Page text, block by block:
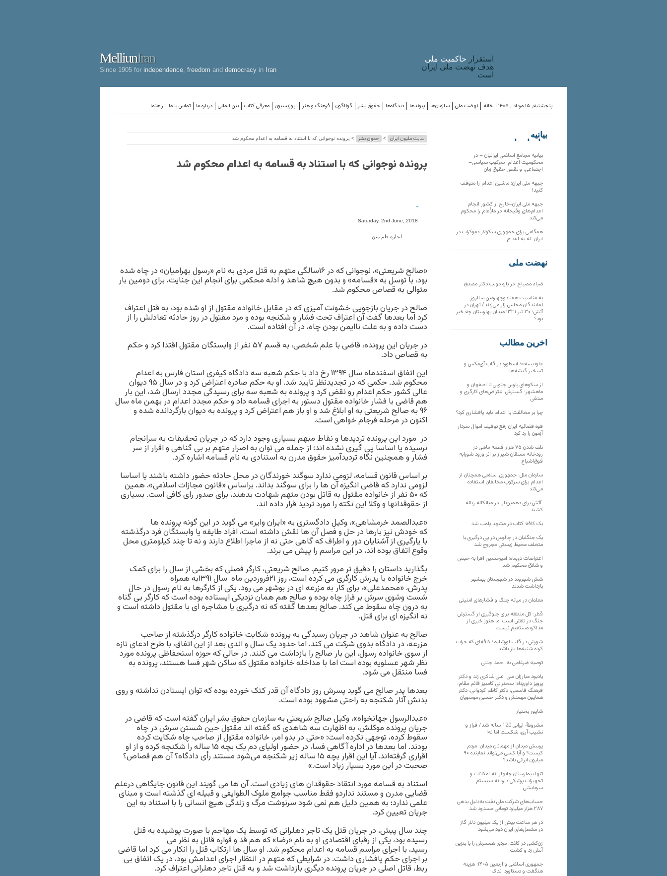
MelliunIran
Since 1905 for independence freedom and democracy in Iran
استقرار حاکميت ملی
هدف نهضت ملی ایران
است
راهنما تماس با ما درباره ما بین المللی معرفی کتاب اپوزیسیون فرهنگ و هنر گوناگون حقوق بشر دیدگاه‌ها پیوندها سازمان‌ها نهضت ملی خانه پنجشنبه, ۱۵ مرداد , ۱۴۰۵ |
سایت ملیون ایران > حقوق بشر > پرونده نوجوانی که با استناد به قسامه به اعدام محکوم شد
پرونده نوجوانی که با استناد به قسامه به اعدام محکوم شد
-
Saturday, 2nd June, 2018
اندازه قلم متن
«صالح شریعتی»، نوجوانی که در ۱۶سالگی متهم به قتل مردی به نام «رسول بهرامیان» در چاه شده
بود، با توسل به «قسامه» و بدون هیچ شاهد و ادله محکمی برای انجام این جنایت، برای دومین بار
متوالی به قصاص محکوم شد.
صالح در جریان بازجویی خشونت آمیزی که در مقابل خانواده مقتول از او شده بود، به قتل اعتراف
کرد اما بعدها گفت آن اعتراف تحت فشار و شکنجه بوده و مرد مقتول در روز حادثه تعادلش را از
دست داده و به علت ناایمن بودن چاه، در آن افتاده است.
در جریان این پرونده، قاضی با علم شخصی، به قسم ۵۷ نفر از وابستگان مقتول اقتدا کرد و حکم
به قصاص داد.
این اتفاق اسفندماه سال ١٣٩۴ رخ داد با حکم شعبه سه دادگاه کیفری استان فارس به اعدام
محکوم شد. حکمی که در تجدیدنظر تایید شد. او به حکم صادره اعتراض کرد و در سال ٩۵ دیوان
عالی کشور حکم اعدام رو نقض کرد و پرونده به شعبه سه برای رسیدگی مجدد ارسال شد، این بار
هم قاضی با فشار خانواده مقتول دستور به اجرای قسامه داد و حکم مجدد اعدام در بهمن ماه سال
٩۶ به صالح شریعتی به او ابلاغ شد و او باز هم اعتراض کرد و پرونده به دیوان بازگردانده شده و
اکنون در مرحله فرجام خواهی است.
در مورد این پرونده تردیدها و نقاط مبهم بسیاری وجود دارد که در جریان تحقیقات به سرانجام
نرسیده یا اساسا پی گیری نشده اند؛ از جمله می توان به اصرار متهم بر بی گناهی و اقرار از سر
فشار و هم‎چنین نگاه تردیدآمیز حقوق مدرن به استنادی به نام قسامه اشاره کرد.
بر اساس قانون قسامه، لزومی ندارد سوگند خورندگان در محل حادثه حضور داشته باشند یا اساسا
لزومی ندارد که قاضی انگیزه آن ها را برای سوگند بداند. براساس «قانون مجازات اسلامی»، همین
که ۵۰ نفر از خانواده مقتول به قاتل بودن متهم شهادت بدهند، برای صدور رای کافی است. بسیاری
از حقوق‎دانها و وکلا این نکته را مورد تردید قرار داده اند.
«عبدالصمد خرمشاهی»، وکیل دادگستری به «ایران وایر» می گوید در این گونه پرونده ها
که خودش نیز بارها در حل و فصل آن ها نقش داشته است، افراد طایفه یا وابستگان فرد درگذشته
با یارگیری از آشنایان دور و اطراف که گاهی حتی نه از ماجرا اطلاع دارند و نه تا چند کیلومتری محل
وقوع اتفاق بوده اند، در این مراسم را پیش می برند.
بگذارید داستان را دقیق تر مرور کنیم. صالح شریعتی، کارگر فصلی که بخشی از سال را برای کمک
خرج خانواده با پدرش کارگری می کرده است، روز ۲۱فروردین ماه سال ۱۳۹۱به همراه
پدرش، «محمدعلی»، برای کار به مزرعه ای در بوشهر می رود. یکی از کارگرها به نام رسول در حال
شست وشوی سرش بر فراز چاه بوده و صالح هم همان نزدیکی ایستاده بوده است که کارگر بی گناه
به درون چاه سقوط می کند. صالح بعدها گفته که نه درگیری یا مشاجره ای با مقتول داشته است و
نه انگیزه ای برای قتل.
صالح به عنوان شاهد در جریان رسیدگی به پرونده شکایت خانواده کارگر درگذشته از صاحب
مزرعه، در دادگاه بدوی شرکت می کند. اما حدود یک سال و اندی بعد از این اتفاق، با طرح ادعای تازه
از سوی خانواده رسول، این بار صالح را بازداشت می کنند. در حالی که حوزه استحفاظی پرونده مورد
نظر شهر عسلویه بوده است اما با مداخله خانواده مقتول که ساکن شهر فسا هستند، پرونده به
فسا منتقل می شود.
بعدها پدر صالح می گوید پسرش روز دادگاه آن قدر کتک خورده بوده که توان ایستادن نداشته و روی
بدنش آثار شکنجه به راحتی مشهود بوده است.
«عبدالرسول جهانخواه»، وکیل صالح شریعتی به سازمان حقوق بشر ایران گفته است که قاضی در
جریان پرونده موکلش، به اظهارت سه شاهدی که گفته اند مقتول حین شستن سرش در چاه
سقوط کرده، توجهی نکرده است: «حتی در بدو امر، خانواده مقتول از صاحب چاه شکایت کرده
بودند. اما بعدها در اداره آگاهی فسا، در حضور اولیای دم یک بچه ۱۵ ساله را شکنجه کرده و از او
اقراری گرفته‌اند. آیا این اقرار بچه ۱۵ ساله زیر شکنجه می‌شود مستند رأی دادگاه؟ آن هم قصاص؟
صحبت در این مورد بسیار زیاد است.»
استناد به قسامه مورد انتقاد حقوق‏دان های زیادی است. آن ها می گویند این قانون جایگاهی درعلم
قضایی مدرن و مستند نداردو فقط مناسب جوامع ملوک الطوایفی و قبیله ای گذشته است و مبنای
علمی ندارد؛ به همین دلیل هم نمی شود سرنوشت مرگ و زندگی هیچ انسانی را با استناد به این
جریان تعیین کرد.
چند سال پیش، در جریان قتل یک تاجر دهلرانی که توسط یک مهاجم با صورت پوشیده به قتل
رسیده بود، یکی از رقبای اقتصادی او به نام «رضا» که هم قد و قواره قاتل به نظر می
رسید، با اجرای مراسم قسامه به اعدام محکوم شد. او سال ها ارتکاب قتل را انکار می کرد اما قاضی
بر اجرای حکم پافشاری داشت. در شرایطی که متهم در انتظار اجرای اعدامش بود، در یک اتفاق بی
ربط، قاتل اصلی در جریان پرونده دیگری بازداشت شد و به قتل تاجر دهلرانی اعتراف کرد.
بیانیه
سازمان‌های
بیانیه مجامع اسلامی ایرانیان – در
محکومیت اعدام، سرکوب سیاسی–
اجتماعی، و نقض حقوق زنان
جبهه ملی ایران: ماشین اعدام را متوقف
کنید!
جبهه ملی ایران-خارج از کشور انجام
اعدام‌های وقیحانه در ملأِعام را محکوم
می‌کند
همگامی برای جمهوری سکولار دموکرات در
ایران: نه به اعدام
نهضت ملی
ضیاء مصباح: در باره دولت دکتر مصدق
به مناسبت هفتادوچهارمین سالروز:
نمایندگان مجلس زار می‌زدند/ تهران در
آتش؛ ۳۰ تیر ۱۳۳۱ میدان بهارستان چه خبر
بود؟
آخرین مطالب
«اودیسه»؛ اسطوره در قاب آی‌مکس و
تسخیر گیشه‌ها
از سکوهای پارس جنوبی تا اصفهان و
ماهشهر؛ گسترش اعتراض‌های کارگری و
صنفی
چرا بر مخالفت با اعدام باید پافشاری کرد؟
قوه قضائیه ایران رفع توقیف اموال سردار
آزمون را رد کرد
تلف شدن ۷۵ هزار قطعه ماهی در
رودخانه مسقان شیراز بر اثر ورود شورابه
فوق‌اشباع
سازمان ملل: جمهوری اسلامی همچنان از
اعدام برای سرکوب مخالفان استفاده
می‌کند
آتش برای دهمین‌بار، در میانکاله زبانه
کشید
یک کافه کتاب در مشهد پلمب شد
یک جنگلبان در چالوس در پی درگیری با
متخلف محیط زیستی مجروح شد
اعتراضات دی‌ماه؛ امیرحسین افرا به حبس
و شلاق محکوم شد
شش شهروند در شهرستان بهشهر
بازداشت شدند
معلمان در میانه جنگ و فشارهای امنیتی
قطر: کل منطقه برای جلوگیری از گسترش
جنگ در تلاش است اما هنوز خبری از
مذاکره مستقیم نیست
شورش در قلب اورشلیم؛ کافه‌ای که جرات
کرده شنبه‌ها باز باشد
توصیه ضرغامی به احمد جنتی
یادبود مبارزان ملی، علی شاکری زند و دکتر
پرویز داورپناه: سخنرانی کامبیز قائم مقام،
فرهنگ قاسمی، دکتر کاظم کردوانی، دکتر
همایون مهمنش و دکتر حسین موسویان
شاپور بختیار
مشروطۀ ایرانی 120 ساله شد/ فراز و
نشیب آری، شکست اما نه!
پرسش میدان از مهمانان میدان: مردم
کیست؟ و آیا کسی می‌تواند نماینده ۹۰
میلیون ایرانی باشد؟
تنها بیمارستان چابهار؛ نه امکانات و
تجهیزات پزشکی دارد نه سیستم
سرمایشی
حساب‌های شرکت ملی نفت به‌دلیل بدهی
۲۸۷ هزار میلیارد تومانی مسدود شد
در هر ساعت بیش از یک میلیون دلار گاز
در مشعل‌های ایران دود می‌شود
زن‌کشی در کلات؛ مردی همسرش را با بنزین
آتش زد و کشت
جمهوری اسلامی و اربعین ۱۴۰۵؛ هزینه
هنگفت و دستاورد اندک